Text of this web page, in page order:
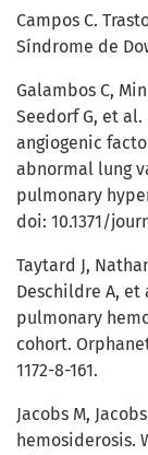
Campos C.
Síndrome de
Galambos C,
Seedorf G, et
angiogenic
abnormal lung
pulmonary
doi: 10.1371/
Taytard J,
Deschildre A,
pulmonary
cohort. Orphanet
1172-8-161.
Jacobs M,
hemosiderosis.